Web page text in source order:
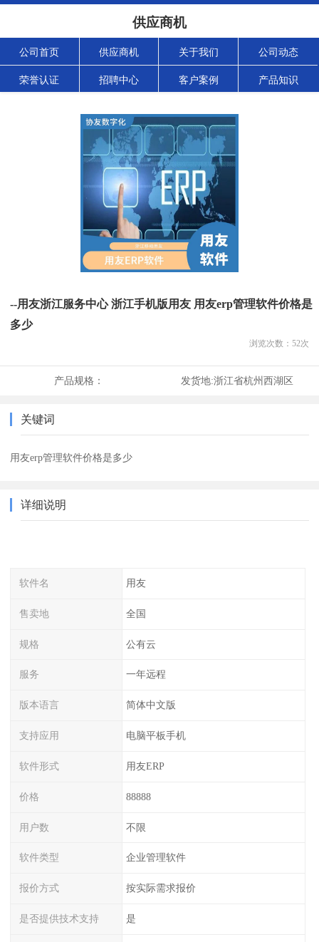
供应商机
公司首页 供应商机 关于我们 公司动态
荣誉认证 招聘中心 客户案例 产品知识
--用友浙江服务中心 浙江手机版用友 用友erp管理软件价格是
多少
浏览次数： 52次
产品规格： 发货地:浙江省杭州西湖区
关键词
用友erp管理软件价格是多少
详细说明
软件名 用友
售卖地 全国
规格 公有云
服务 一年远程
版本语言 简体中文版
支持应用 电脑平板手机
软件形式 用友ERP
价格 88888
用户数 不限
软件类型 企业管理软件
报价方式 按实际需求报价
是否提供技术支持 是